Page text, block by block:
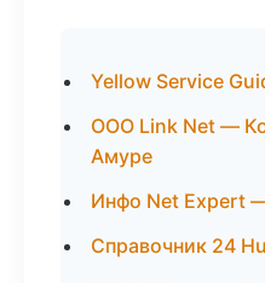
Yellow Service
ООО Link Net —
Амуре
Инфо Net Expert
Справочник 24